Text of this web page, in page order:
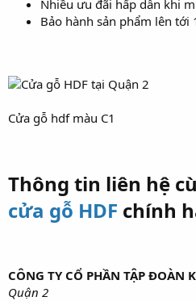
Nhiều ưu đãi hấp dẫn khi
Bảo hành sản phẩm lên tới
Cửa gỗ hdf màu C1
Thông tin liên hệ
cửa gỗ HDF chính
CÔNG TY CỔ PHẦN TẬP ĐOÀN
Quận 2